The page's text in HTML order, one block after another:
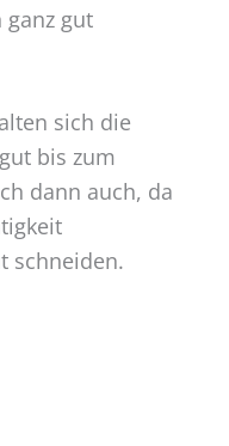
gut
sich die
bis zum
dann auch, da
schneiden.